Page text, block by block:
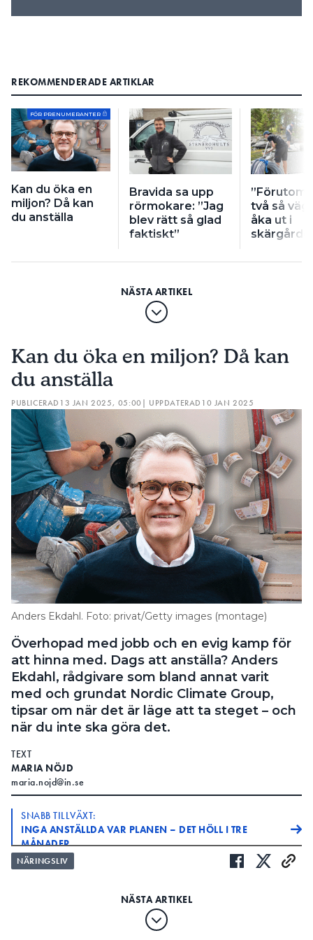
REKOMMENDERADE ARTIKLAR
FÖR PRENUMERANTER
Kan du öka en
miljon? Då kan
du anställa
Bravida sa upp
rörmokare: ”Jag
blev rätt så glad
faktiskt”
”Förutom
två så
åka ut i
Kan du öka en miljon? Då kan
du anställa
PUBLICERAD 13 JAN 2025, 05:00 | UPPDATERAD 10 JAN 2025
Anders Ekdahl. Foto: privat/Getty images (montage)
Överhopad med jobb och en evig kamp för
att hinna med. Dags att anställa? Anders
Ekdahl, rådgivare som bland annat varit
med och grundat Nordic Climate Group,
tipsar om när det är läge att ta steget – och
när du inte ska göra det.
TEXT
MARIA NÖJD
maria.nojd@in.se
SNABB TILLVÄXT:
INGA ANSTÄLLDA VAR PLANEN – DET HÖLL I TRE
MÅNADER
BALANSGÅNG
EKONOMISK VINST ATT ANSTÄLLA”
upp med jobb väntar för
NÄRINGSLIV